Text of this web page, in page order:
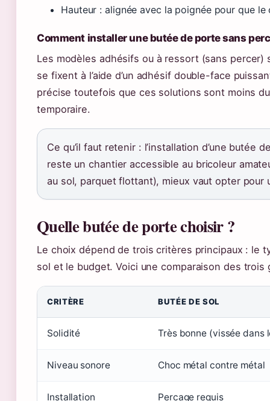
Hauteur : alignée avec la poignée pour que
Comment installer une butée de porte sans
Les modèles adhésifs ou à ressort (sans
se fixent à l’aide d’un adhésif double-face
précise toutefois que ces solutions sont moins
temporaire.
Ce qu’il faut retenir : l’installation d’une butée
reste un chantier accessible au bricoleur
au sol, parquet flottant), mieux vaut opter pour
Quelle butée de porte choisir ?
Le choix dépend de trois critères principaux : le
sol et le budget. Voici une comparaison des trois
CRITÈRE BUTÉE DE SOL
Solidité Très bonne (vissée dans
Niveau sonore Choc métal contre métal
Installation Percage requis